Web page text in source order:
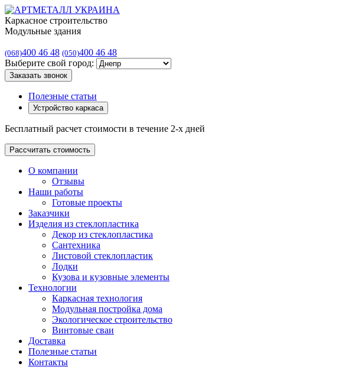
Каркасное строительство
Модульные здания
(068)400 46 48 (050)400 46 48
Выберите свой город:
Заказать звонок
Полезные статьи
Устройство каркаса
Бесплатный расчет стоимости в течение 2-х дней
Рассчитать стоимость
О компании
Отзывы
Наши работы
Готовые проекты
Заказчики
Изделия из стеклопластика
Декор из стеклопластика
Сантехника
Листовой стеклопластик
Лодки
Кузова и кузовные элементы
Технологии
Каркасная технология
Модульная постройка дома
Экологическое строительство
Винтовые сваи
Доставка
Полезные статьи
Контакты